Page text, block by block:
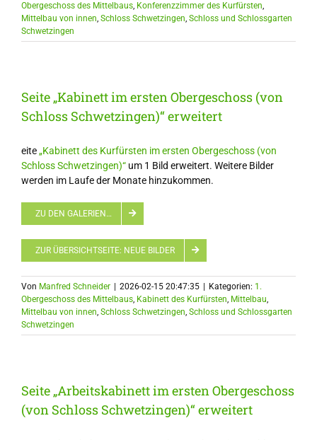
Obergeschoss des Mittelbaus, Konferenzzimmer des Kurfürsten,
Mittelbau von innen, Schloss Schwetzingen, Schloss und Schlossgarten
Schwetzingen
Seite „Kabinett im ersten Obergeschoss (von
Schloss Schwetzingen)“ erweitert
eite„Kabinett des Kurfürsten im ersten Obergeschoss (von
Schloss Schwetzingen)“um 1 Bild erweitert. Weitere Bilder
werden im Laufe der Monate hinzukommen.
ZU DEN GALERIEN…
ZUR ÜBERSICHTSEITE: NEUE BILDER
Von Manfred Schneider 2026-02-15 20:47:35 Kategorien: 1.
Obergeschoss des Mittelbaus, Kabinett des Kurfürsten, Mittelbau,
Mittelbau von innen, Schloss Schwetzingen, Schloss und Schlossgarten
Schwetzingen
Seite „Arbeitskabinett im ersten Obergeschoss
(von Schloss Schwetzingen)“ erweitert